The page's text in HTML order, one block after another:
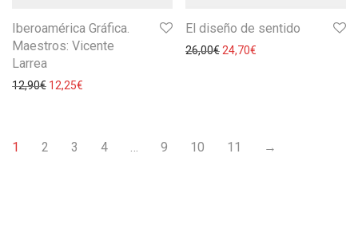
Iberoamérica Gráfica.
Maestros: Vicente
Larrea
12,90€ 12,25€
El diseño de sentido
26,00€ 24,70€
1 2 3 4 … 9 10 11 →